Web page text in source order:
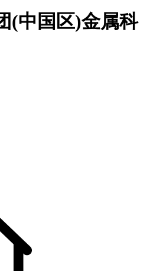
(中国区)金属科